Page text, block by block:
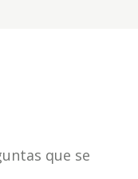
que se